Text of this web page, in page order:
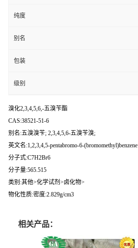
纯度
别名
包装
级别
溴化2,3,4,5,6,-五溴苄酯
CAS:38521-51-6
别名:五溴溴苄; 2,3,4,5,6-五溴苄溴;
英文名:1,2,3,4,5-pentabromo-6-(bromomethyl)benzene
分子式:C7H2Br6
分子量:565.515
类别:其他>化学试剂>卤化物>
物化性质:密度:2.829g/cm3
相关产品：